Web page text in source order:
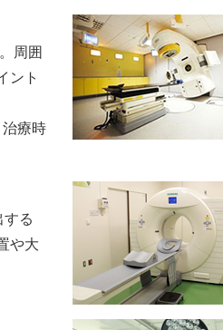
周囲
ント
療時
る
や大